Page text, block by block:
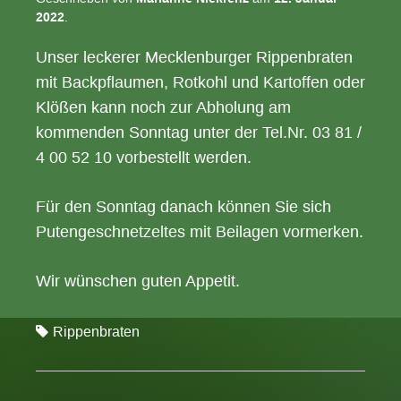
2022.
Unser leckerer Mecklenburger Rippenbraten
mit Backpflaumen, Rotkohl und Kartoffen oder
Klößen kann noch zur Abholung am
kommenden Sonntag unter der Tel.Nr. 03 81 /
4 00 52 10 vorbestellt werden.
Für den Sonntag danach können Sie sich
Putengeschnetzeltes mit Beilagen vormerken.
Wir wünschen guten Appetit.
Rippenbraten